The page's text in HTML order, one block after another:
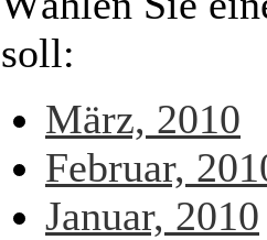
soll:
März, 2010
Februar,
Januar, 2010